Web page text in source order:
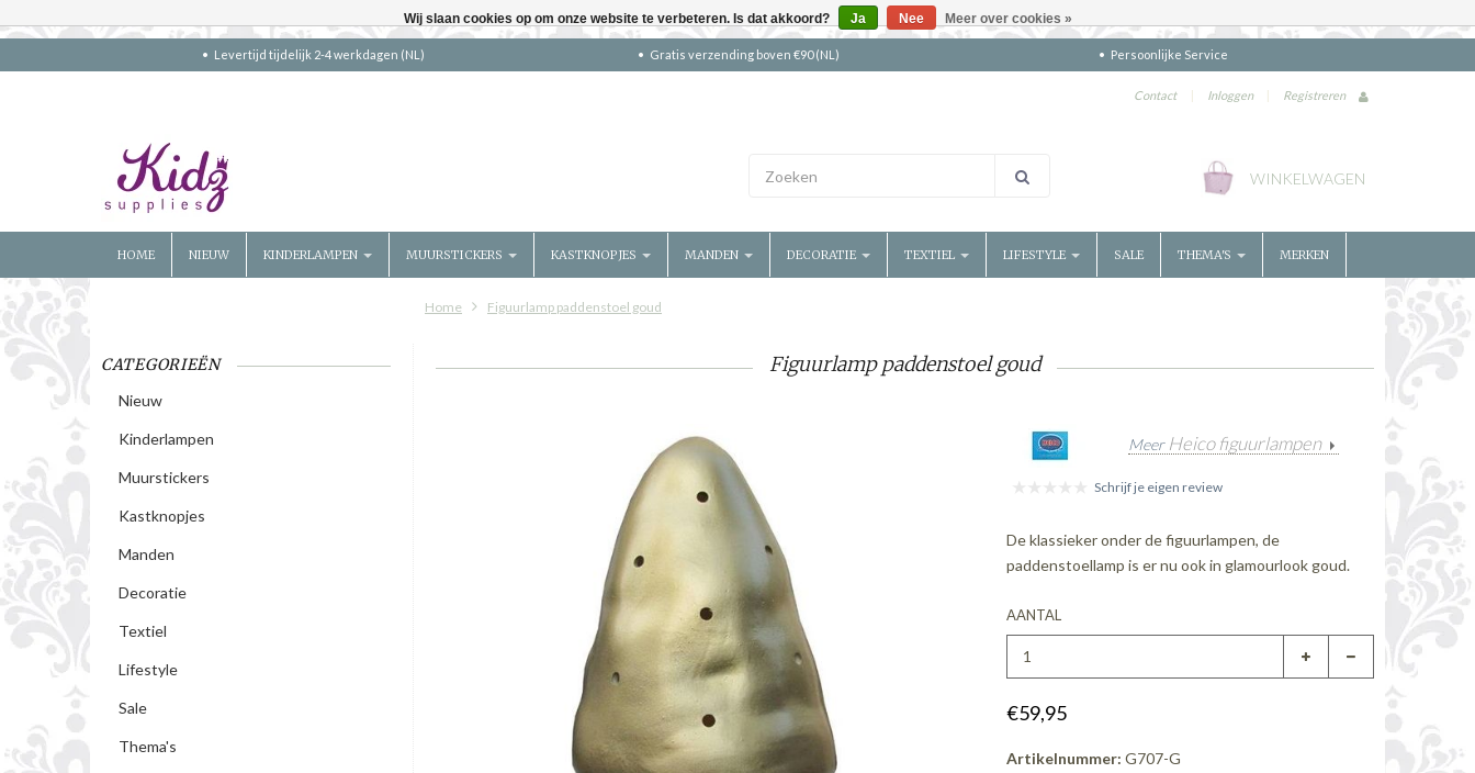
Levertijd tijdelijk 2-4 werkdagen (NL) Gratis verzending boven €90 (NL) Persoonlijke Service
Contact | Inloggen | Registreren
WINKELWAGEN
HOME NIEUW KINDERLAMPEN MUURSTICKERS KASTKNOPJES MANDEN DECORATIE TEXTIEL LIFESTYLE SALE THEMA'S MERKEN
Home Figuurlamp paddenstoel goud
CATEGORIEËN
Nieuw
Kinderlampen
Muurstickers
Kastknopjes
Manden
Decoratie
Textiel
Lifestyle
Sale
Thema's
Figuurlamp paddenstoel goud
Meer Heico figuurlampen
Schrijf je eigen review
De klassieker onder de figuurlampen, de
paddenstoellamp is er nu ook in glamourlook goud.
AANTAL
€59,95
Artikelnummer: G707-G
Wij slaan cookies op om onze website te verbeteren. Is dat akkoord? Ja Nee Meer over cookies »